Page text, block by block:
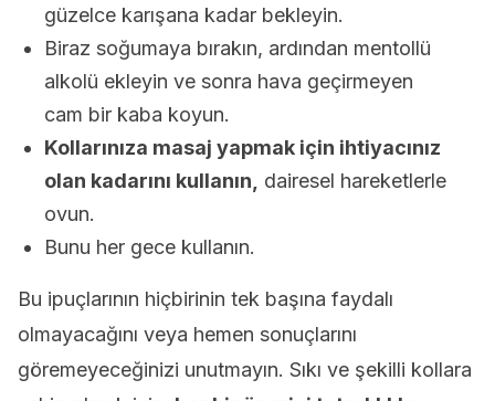
güzelce karışana kadar bekleyin.
Biraz soğumaya bırakın, ardından mentollü
alkolü ekleyin ve sonra hava geçirmeyen
cam bir kaba koyun.
Kollarınıza masaj yapmak için ihtiyacınız
olan kadarını kullanın,
dairesel hareketlerle
ovun.
Bunu her gece kullanın.
Bu ipuçlarının hiçbirinin tek başına faydalı
olmayacağını veya hemen sonuçlarını
göremeyeceğinizi unutmayın. Sıkı ve şekilli kollara